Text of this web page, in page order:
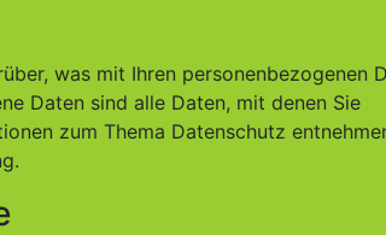
was mit Ihren personenbezogenen
Daten sind alle Daten, mit denen Sie
zum Thema Datenschutz